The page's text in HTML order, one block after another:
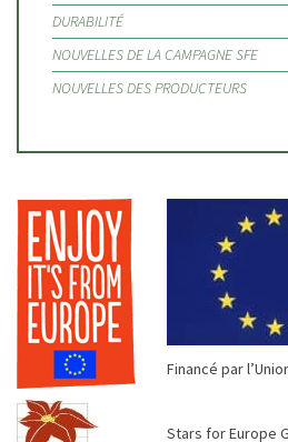
DURABILITÉ
NOUVELLES DE LA CAMPAGNE SFE
NOUVELLES DES PRODUCTEURS
Financé par
Stars for Europe